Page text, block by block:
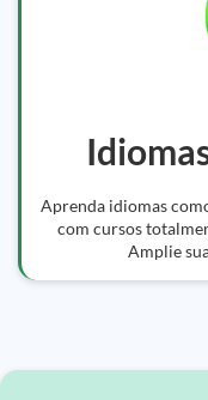
Aprenda idiomas
com cursos
Amplie